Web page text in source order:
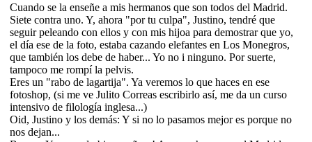
Cuando se la enseñe a mis hermanos que son todos del Madrid.
Siete contra uno. Y, ahora "por tu culpa", Justino, tendré que
seguir peleando con ellos y con mis hijoa para demostrar que yo,
el día ese de la foto, estaba cazando elefantes en Los Monegros,
que también los debe de haber... Yo no i ninguno. Por suerte,
tampoco me rompí la pelvis.
Eres un "rabo de lagartija". Ya veremos lo que haces en ese
fotoshop, (si me ve Julito Correas escribirlo así, me da un curso
intensivo de filología inglesa...)
Oid, Justino y los demás: Y si no lo pasamos mejor es porque no
nos dejan...